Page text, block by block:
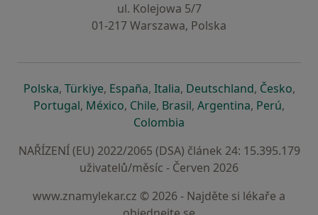
ul. Kolejowa 5/7
01-217 Warszawa, Polska
Polskase otevře v nové záložce
, Türkiyese otevře v nové záložce
, Españase otevře v nové záložce
, Italiase otevře v nové záložce
, Deutschlandse otevře v
, Českose
,
Portugalse otevře v nové záložce
, Méxicose otevře v nové záložce
, Chilese otevře v nové záložce
, Brasilse otevře v nové
, Argentinase otevře v
, Perúse
,
Colombia
NAŘÍZENÍ (EU) 2022/2065 (DSA) článek 24: 15.395.179
uživatelů/měsíc - Červen 2026
www.znamylekar.cz © 2026 - Najděte si lékaře a